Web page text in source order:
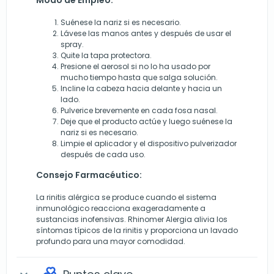
Suénese la nariz si es necesario.
Lávese las manos antes y después de usar el
spray.
Quite la tapa protectora.
Presione el aerosol si no lo ha usado por
mucho tiempo hasta que salga solución.
Incline la cabeza hacia delante y hacia un
lado.
Pulverice brevemente en cada fosa nasal.
Deje que el producto actúe y luego suénese la
nariz si es necesario.
Limpie el aplicador y el dispositivo pulverizador
después de cada uso.
Consejo Farmacéutico:
La rinitis alérgica se produce cuando el sistema
inmunológico reacciona exageradamente a
sustancias inofensivas. Rhinomer Alergia alivia los
síntomas típicos de la rinitis y proporciona un lavado
profundo para una mayor comodidad.